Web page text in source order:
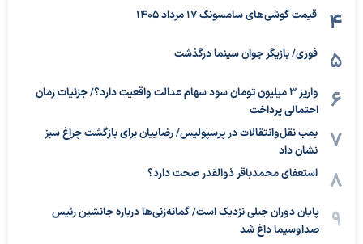
قیمت گوشی‌های سامسونگ 17 مرداد 1405
فوری/ بازیگر جوان سینما درگذشت
واریز ۳ میلیون تومان سود سهام عدالت واقعیت دارد؟/ جزئیات زمان
احتمالی پرداخت
بمب نقل‌وانتقالات در پرسپولیس/ رضاییان برای بازگشت چراغ سبز
نشان داد
استعفای محمدباقر ذوالقدر صحت دارد؟
پایان دوران جبلی نزدیک است/ گمانه‌زنی‌ها درباره جانشین رئیس
صداوسیما داغ شد